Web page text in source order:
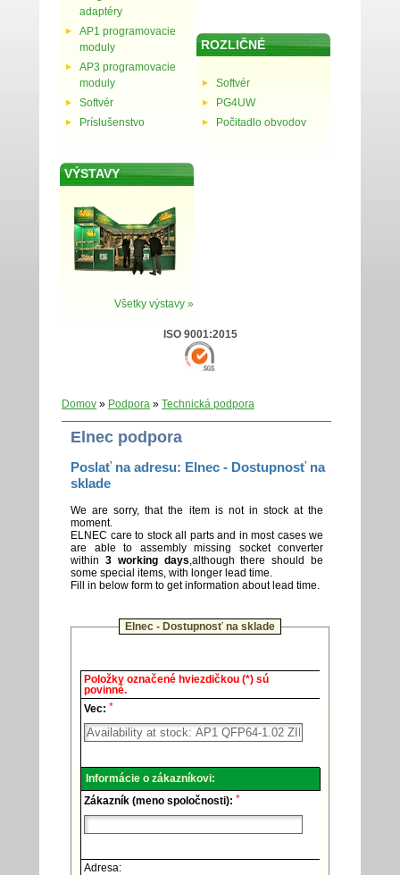
adaptéry
AP1 programovacie
moduly
AP3 programovacie
moduly
Softvér
Príslušenstvo
ROZLIČNÉ
Softvér
PG4UW
Počitadlo obvodov
VÝSTAVY
Všetky výstavy »
ISO 9001:2015
Domov » Podpora » Technická podpora
Elnec podpora
Poslať na adresu: Elnec - Dostupnosť na
sklade
We are sorry, that the item is not in stock at the
moment.
ELNEC care to stock all parts and in most cases we
are able to assembly missing socket converter
within 3 working days,although there should be
some special items, with longer lead time.
Fill in below form to get information about lead time.
Elnec - Dostupnosť na sklade
Elnec
Technická
podpora.
Položky označené hviezdičkou (*) sú
povinné.
Vec: *
Informácie o zákazníkovi:
Zákazník (meno spoločnosti): *
Adresa: